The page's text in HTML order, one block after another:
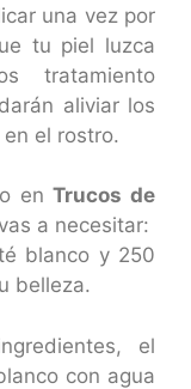
una vez por
tu piel luzca
tratamiento
aliviar los
el rostro.
en Trucos de
a necesitar:
blanco y 250
belleza.
el
con agua